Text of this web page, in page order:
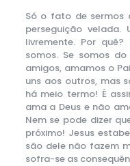
Só o fato de sermos
perseguição
livremente. Por
somos. Se somos
amigos, amamos o
uns aos outros, mas
há meio termo! É
ama a Deus e não
Nem se pode dizer
próximo! Jesus
são dele não fazem
sofra-se as